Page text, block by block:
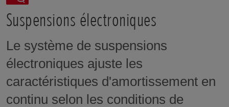
Suspensions électroniques
Le système de suspensions
électroniques ajuste les
caractéristiques d'amortissement en
continu selon les conditions de